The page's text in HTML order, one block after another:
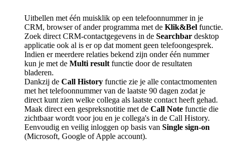
Uitbellen met één muisklik op een telefoonnummer in je
CRM, browser of ander programma met de Klik&Bel functie.
Zoek direct CRM-contactgegevens in de Searchbar desktop
applicatie ook al is er op dat moment geen telefoongesprek.
Indien er meerdere relaties bekend zijn onder één nummer
kun je met de Multi result functie door de resultaten
bladeren.
Dankzij de Call History functie zie je alle contactmomenten
met het telefoonnummer van de laatste 90 dagen zodat je
direct kunt zien welke collega als laatste contact heeft gehad.
Maak direct een gespreksnotitie met de Call Note functie die
zichtbaar wordt voor jou en je collega's in de Call History.
Eenvoudig en veilig inloggen op basis van Single sign-on
(Microsoft, Google of Apple account).